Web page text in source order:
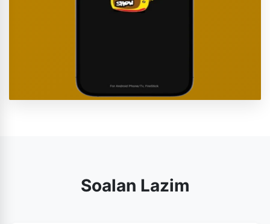
Soalan Lazim